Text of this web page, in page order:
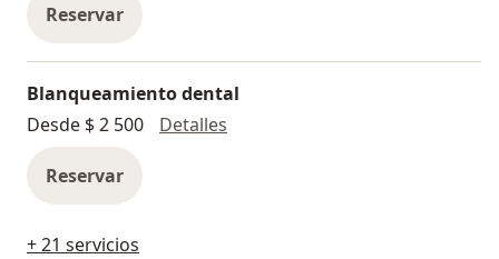
Reservar
Blanqueamiento dental
Desde $ 2 500
Detalles
Reservar
+ 21 servicios